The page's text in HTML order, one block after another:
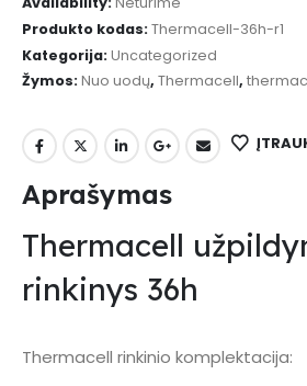
Produkto kodas: Thermacell-36h-r1
Kategorija: Uncategorized
Žymos: Nuo uodų, Thermacell,
Aprašymas
Thermacell
rinkinys 36h
Thermacell rinkinio komplektacija: